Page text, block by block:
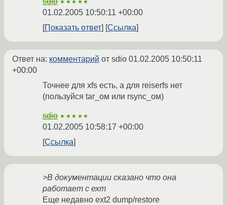
★★★★★
01.02.2005 10:50:11 +00:00
Показать ответ
Ссылка
Ответ на: комментарий от sdio 01.02.2005 10:50:11
+00:00
Точнее для xfs есть, а для reiserfs нет
(пользуйся tar_ом или rsync_oм)
sdio ★★★★★
01.02.2005 10:58:17 +00:00
Ссылка
>В документации сказано что она
работает с ехт
Еще недавно ext2 dump/restore